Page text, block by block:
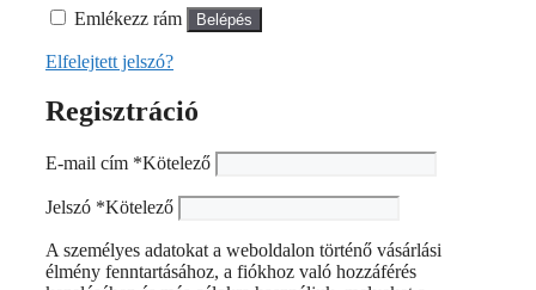
Emlékezz rám Belépés
Elfelejtett jelszó?
Regisztráció
E-mail cím *Kötelező
Jelszó *Kötelező
A személyes adatokat a weboldalon történő vásárlási
élmény fenntartásához, a fiókhoz való hozzáférés